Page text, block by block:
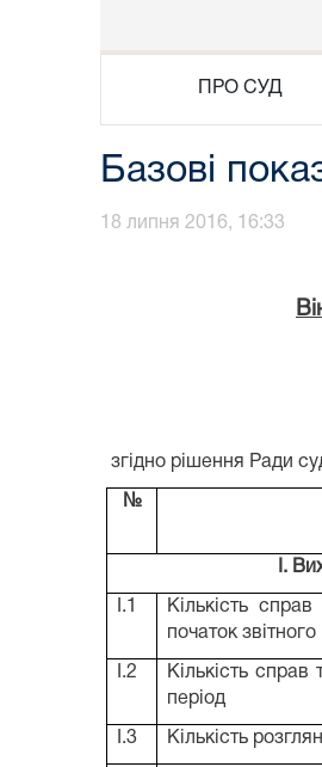
ПРО СУД
Базові
18 липня 2016, 16:33
Базові
згідно рішення Ради
№
I.
I.1
Кількість
початок звітного
I.2
Кількість
період
I.3 Кількість